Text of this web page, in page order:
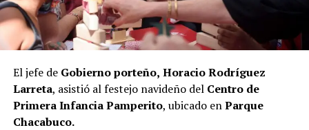
El jefe deGobierno porteño, Horacio Rodríguez
Larreta, asistió al festejo navideño del Centro de
Primera Infancia Pamperito, ubicado enParque
Chacabuco.